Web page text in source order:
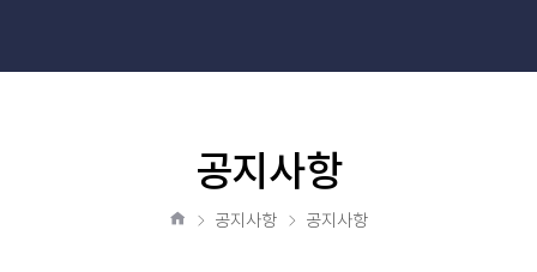
공지사항
공지사항 공지사항